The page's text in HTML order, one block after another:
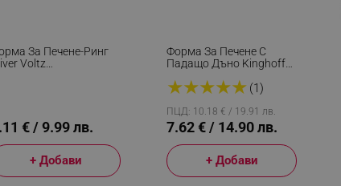
За Печене-Ринг
Voltz
€ / 9.99 лв.
+ Добави
Форма За Печене С
Падащо Дъно Kinghoff
Мраморно Покритие,
★★★★★(1)
ПЦД: 10.18 € / 19.91 лв.
7.62 € / 14.90 лв.
+ Добави